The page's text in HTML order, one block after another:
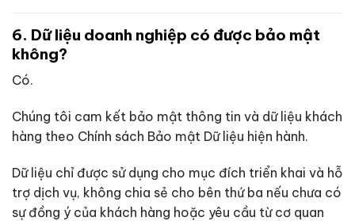
6. Dữ liệu doanh nghiệp có được bảo mật
không?
Có.
Chúng tôi cam kết bảo mật thông tin và dữ liệu khách
hàng theo Chính sách Bảo mật Dữ liệu hiện hành.
Dữ liệu chỉ được sử dụng cho mục đích triển khai và hỗ
trợ dịch vụ, không chia sẻ cho bên thứ ba nếu chưa có
sự đồng ý của khách hàng hoặc yêu cầu từ cơ quan